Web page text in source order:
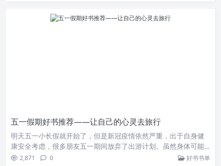
五一假期好书推荐——让自己的心灵去旅行
明天五一小长假就开始了，但是新冠疫情依然严重，出于自身健
康安全考虑，很多朋友五一期间放弃了出游计划。虽然身体可能
无法远行了，但是灵魂却可以溜达溜达。为大家推荐五本经典好
2,871 0 好书书单